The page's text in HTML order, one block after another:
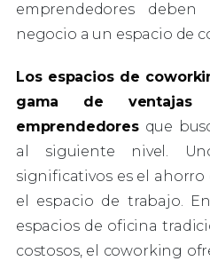
emprendedores
negocio a un espacio de
Los espacios de
gama de ventajas
emprendedoresque
al siguiente nivel.
significativos es el ahorro
el espacio de trabajo.
espacios de oficina
costosos, el coworking